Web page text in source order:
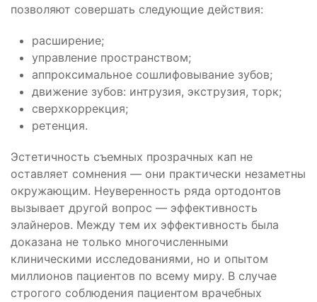
позволяют совершать следующие действия:
расширение;
управление пространством;
аппроксимальное сошлифовывание зубов;
движение зубов: интрузия, экструзия, торк;
сверхкоррекция;
ретенция.
Эстетичность съемных прозрачных кап не
оставляет сомнения — они практически незаметны
окружающим. Неуверенность ряда ортодонтов
вызывает другой вопрос — эффективность
элайнеров. Между тем их эффективность была
доказана не только многочисленными
клиническими исследованиями, но и опытом
миллионов пациентов по всему миру. В случае
строгого соблюдения пациентом врачебных